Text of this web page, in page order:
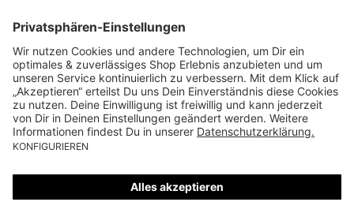
Einzelne Marken und Artikel können ausgeschlossen sein. Bonität
vorausgesetzt, alle Preise inkl. MwSt. und ohne Versandkosten. Bei
Ratenkäufen kann die letzte Rate geringfügig abweichen. Die
Anzahl der Raten und die jeweilige Verfügbarkeit von
Zahlungsmethoden kann variieren. Die Prominenten, die
namentlich genannt oder dargestellt werden, haben keine der auf
der Website angebotenen Artikel anerkannt, empfohlen oder
befürwortet. Lieferungen sind nur an Lieferadressen in Österreich